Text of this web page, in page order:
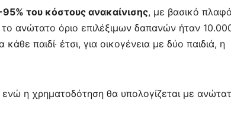
του κόστους ανακαίνισης, με βασικό
ανώτατο όριο επιλέξιμων δαπανών ήταν
παιδί· έτσι, για οικογένεια με δύο παιδιά, η
η χρηματοδότηση θα υπολογίζεται με